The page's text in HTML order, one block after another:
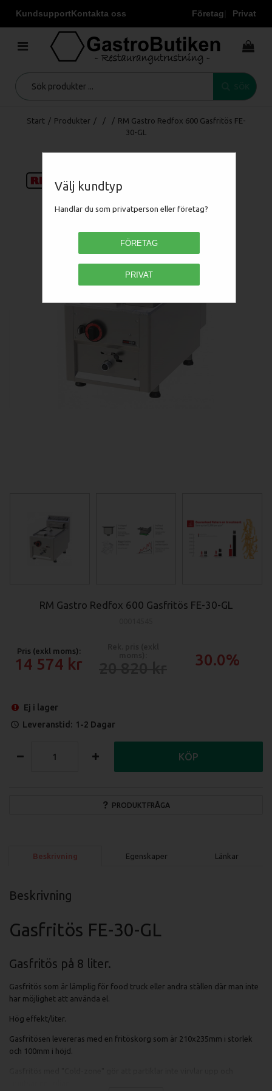
KundsupportKontakta oss Företag Privat
Välj kundtyp
Handlar du som privatperson eller företag?
FÖRETAG
PRIVAT
Start / Produkter / / / RM Gastro Redfox 600 Gasfritös FE-
30-GL
RM Gastro Redfox 600 Gasfritös FE-30-GL
Pris (exkl moms):
14 574 30.0%
Ej i lager
Leveranstid: 1-2 Dagar
PRODUKTFRÅGA
KÖP
Beskrivning Egenskaper Länkar
Beskrivning
Gasfritös FE-30-GL
Gasfritös på 8 liter.
Gasfritös som är lämplig för food truck eller andra ställen där man inte
har möjlighet att använda el.
Hög effekt/liter.
Gasfritösen levereras med en fritöskorg som är 210x235mm i storlek
och 100mm i höjd.